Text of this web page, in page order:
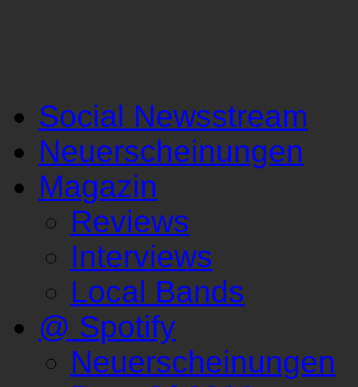
Social Newsstream
Neuerscheinungen
Magazin
Reviews
Interviews
Local Bands
@ Spotify
Neuerscheinungen